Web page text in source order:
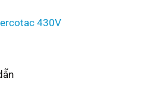
430V